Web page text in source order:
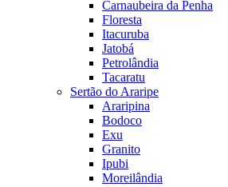
Carnaubeira da Penha
Floresta
Itacuruba
Jatobá
Petrolândia
Tacaratu
Sertão do Araripe
Araripina
Bodoco
Exu
Granito
Ipubi
Moreilândia